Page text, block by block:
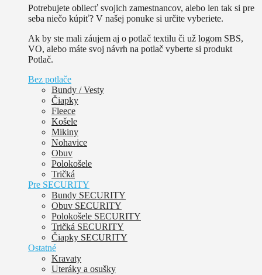
Potrebujete obliecť svojich zamestnancov, alebo len tak si pre
seba niečo kúpiť? V našej ponuke si určite vyberiete.
Ak by ste mali záujem aj o potlač textilu či už logom SBS,
VO, alebo máte svoj návrh na potlač vyberte si produkt
Potlač.
Bez potlače
Bundy / Vesty
Čiapky
Fleece
Košele
Mikiny
Nohavice
Obuv
Polokošele
Tričká
Pre SECURITY
Bundy SECURITY
Obuv SECURITY
Polokošele SECURITY
Tričká SECURITY
Čiapky SECURITY
Ostatné
Kravaty
Uteráky a osušky